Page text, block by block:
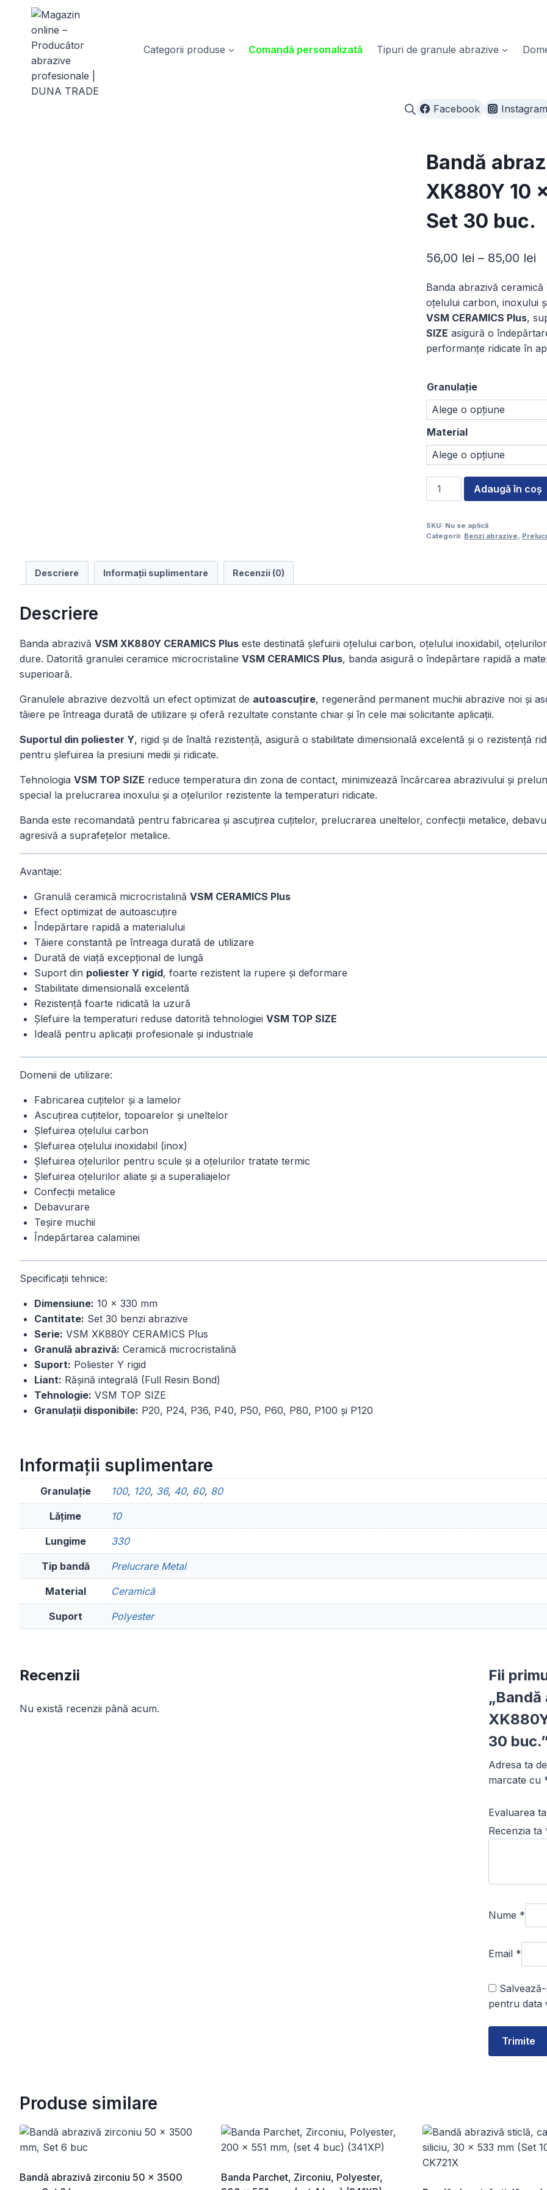
content
Categorii produse
Comandă personalizată Tipuri de granule abrazive
Facebook
Bandă
XK880Y 10
Set 30 buc.
56,00 lei – 85,00 lei
la
Banda abrazivă ceramică
oțelului carbon, inoxului
VSM CERAMICS Plus,
SIZE asigură o
performanțe ridicate în
Granulație
Material
Cantitate
Bandă
ceramică
pentru
grinder
Set
30
Adaugă în coș
SKU: Nu se aplică
Categorii: Benzi abrazive,
Descriere Informații suplimentare Recenzii (0)
Descriere
Banda abrazivă VSM XK880Y CERAMICS Plus este destinată șlefuirii oțelului carbon, oțelului inoxidabil,
dure. Datorită granulei ceramice microcristaline VSM CERAMICS Plus, banda asigură o îndepărtare rapidă a
superioară.
Granulele abrazive dezvoltă un efect optimizat de autoascuțire, regenerând permanent muchii abrazive noi și
tăiere pe întreaga durată de utilizare și oferă rezultate constante chiar și în cele mai solicitante aplicații.
Suportul din poliester Y, rigid și de înaltă rezistență, asigură o stabilitate dimensională excelentă și o rezistență
pentru șlefuirea la presiuni medii și ridicate.
Tehnologia VSM TOP SIZE reduce temperatura din zona de contact, minimizează încărcarea abrazivului și
special la prelucrarea inoxului și a oțelurilor rezistente la temperaturi ridicate.
Banda este recomandată pentru fabricarea și ascuțirea cuțitelor, prelucrarea uneltelor, confecții metalice,
agresivă a suprafețelor metalice.
Avantaje:
Granulă ceramică microcristalină VSM CERAMICS Plus
Efect optimizat de autoascuțire
Îndepărtare rapidă a materialului
Tăiere constantă pe întreaga durată de utilizare
Durată de viață excepțional de lungă
Suport din poliester Y rigid, foarte rezistent la rupere și deformare
Stabilitate dimensională excelentă
Rezistență foarte ridicată la uzură
Șlefuire la temperaturi reduse datorită tehnologiei VSM TOP SIZE
Ideală pentru aplicații profesionale și industriale
Domenii de utilizare:
Fabricarea cuțitelor și a lamelor
Ascuțirea cuțitelor, topoarelor și uneltelor
Șlefuirea oțelului carbon
Șlefuirea oțelului inoxidabil (inox)
Șlefuirea oțelurilor pentru scule și a oțelurilor tratate termic
Șlefuirea oțelurilor aliate și a superaliajelor
Confecții metalice
Debavurare
Teșire muchii
Îndepărtarea calaminei
Specificații tehnice:
Dimensiune: 10 × 330 mm
Cantitate: Set 30 benzi abrazive
Serie: VSM XK880Y CERAMICS Plus
Granulă abrazivă: Ceramică microcristalină
Suport: Poliester Y rigid
Liant: Rășină integrală (Full Resin Bond)
Tehnologie: VSM TOP SIZE
Granulații disponibile: P20, P24, P36, P40, P50, P60, P80, P100 și P120
Informații suplimentare
Granulație 100, 120, 36, 40, 60, 80
Lățime 10
Lungime 330
Tip bandă Prelucrare Metal
Material Ceramică
Suport Polyester
Recenzii
Nu există recenzii până acum.
Fii
30
Adresa ta
marcate cu
Evaluarea
Recenzia ta
Nume *
Email *
pentru data
Produse similare
Bandă abrazivă zirconiu 50 x 3500
Banda Parchet, Zirconiu, Polyester,